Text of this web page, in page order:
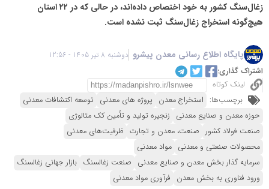
زغال‌سنگ کشور به خود اختصاص داده‌اند، در حالی که در ۲۲ استان
هیچ‌گونه استخراج زغال‌سنگ ثبت نشده است.
پایگاه اطلاع رسانی معدن پیشرو دوشنبه 8 تیر 1405 - 12:56
اشتراک گذاری:
لینک کوتاه
برچسب‌ها: استخراج معدن پروژه های معدنی توسعه اکتشافات معدنی
حوزه معدن و صنایع معدنی زنجیره تولید و تأمین کک متالوژی
صنعت فولاد کشور صنعت، معدن و تجارت ظرفیت‌های معدنی
محصولات صنعتی و معدنی مواد معدنی
سرمایه گذار بخش معدن و صنایع معدنی صنعت زغالسنگ بازار جهانی زغالسنگ
ورود فناوری به بخش معدن فرآوری مواد معدنی